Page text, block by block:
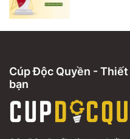
Cúp Độc Quyền -
bạn